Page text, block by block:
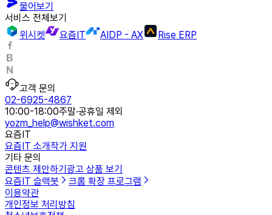
물어보기
서비스 전체보기
위시켓
요즘IT AIDP - AX Rise ERP
고객 문의
02-6925-4867
10:00-18:00주말·공휴일 제외
yozm_help@wishket.com
요즘IT
요즘IT 소개작가 지원
기타 문의
콘텐츠 제안하기 광고 상품 보기
요즘IT 슬랙봇
크롬 확장 프로그램
이용약관
개인정보 처리방침